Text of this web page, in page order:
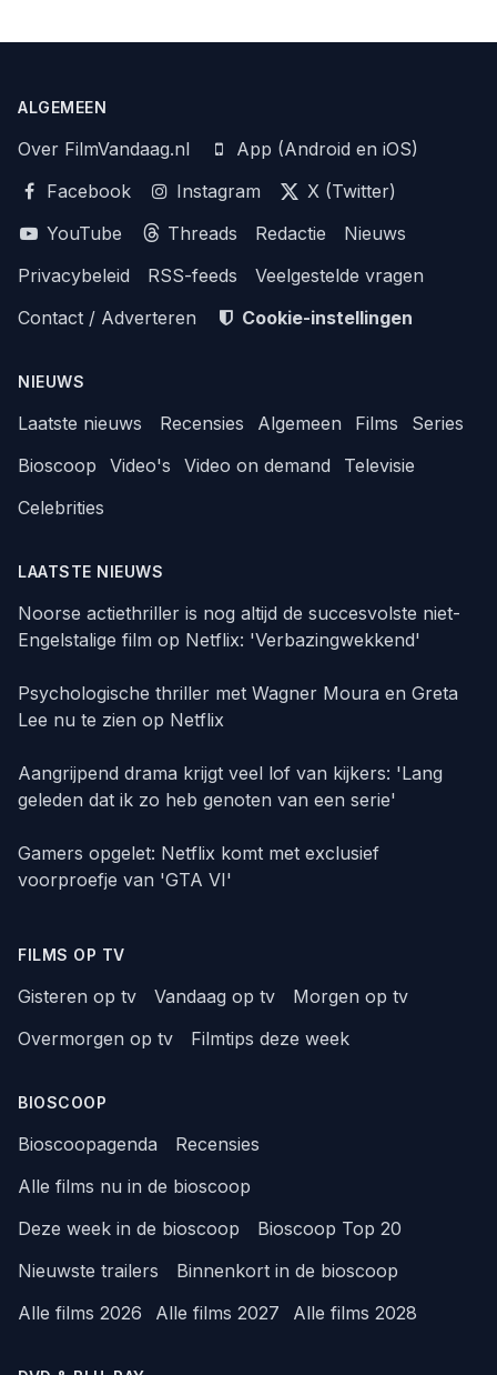
ALGEMEEN
Over FilmVandaag.nl
App (Android en iOS)
Facebook
Instagram
X (Twitter)
YouTube
Threads Redactie
Nieuws
Privacybeleid
RSS-feeds
Veelgestelde vragen
Contact / Adverteren
Cookie-instellingen
NIEUWS
Laatste nieuws Recensies Algemeen Films
Series
Bioscoop
Video's Video on demand
Televisie
Celebrities
LAATSTE NIEUWS
Noorse actiethriller is nog altijd de succesvolste niet-
Engelstalige film op Netflix: 'Verbazingwekkend'
Psychologische thriller met Wagner Moura en Greta
Lee nu te zien op Netflix
Aangrijpend drama krijgt veel lof van kijkers: 'Lang
geleden dat ik zo heb genoten van een serie'
Gamers opgelet: Netflix komt met exclusief
voorproefje van 'GTA VI'
FILMS OP TV
Gisteren op tv Vandaag op tv
Morgen op tv
Overmorgen op tv
Filmtips deze week
BIOSCOOP
Bioscoopagenda
Recensies
Alle films nu in de bioscoop
Deze week in de bioscoop
Bioscoop Top 20
Nieuwste trailers
Binnenkort in de bioscoop
Alle films 2026
Alle films 2027 Alle films 2028